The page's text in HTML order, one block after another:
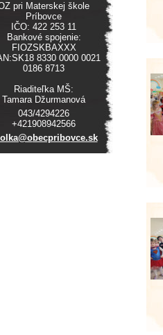
pri Materskej škole
Príbovce
IČO: 422 253 11
Bankové spojenie:
FIOZSKBAXXX
8330 0000 0021
0186 8713
Riaditeľka MŠ:
Tamara Džurmanová
043/4294226
+421908942566
becpribovce.sk